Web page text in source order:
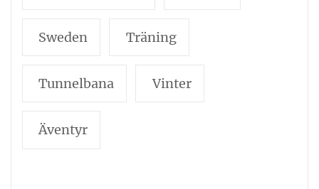
Sweden Träning
Tunnelbana Vinter
Äventyr